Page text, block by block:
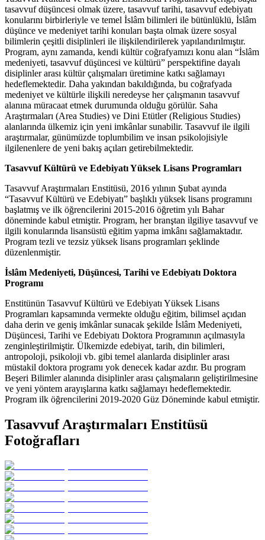
tasavvuf düşüncesi olmak üzere, tasavvuf tarihi, tasavvuf edebiyatı
konularını birbirleriyle ve temel İslâm bilimleri ile bütünlüklü, İslâm
düşünce ve medeniyet tarihi konuları başta olmak üzere sosyal
bilimlerin çeşitli disiplinleri ile ilişkilendirilerek yapılandırılmıştır.
Program, aynı zamanda, kendi kültür coğrafyamızı konu alan “İslâm
medeniyeti, tasavvuf düşüncesi ve kültürü” perspektifine dayalı
disiplinler arası kültür çalışmaları üretimine katkı sağlamayı
hedeflemektedir. Daha yakından bakıldığında, bu coğrafyada
medeniyet ve kültürle ilişkili neredeyse her çalışmanın tasavvuf
alanına müracaat etmek durumunda olduğu görülür. Saha
Araştırmaları (Area Studies) ve Dini Etütler (Religious Studies)
alanlarında ülkemiz için yeni imkânlar sunabilir. Tasavvuf ile ilgili
araştırmalar, günümüzde toplumbilim ve insan psikolojisiyle
ilgilenenlere de yeni bakış açıları getirebilmektedir.
Tasavvuf Kültürü ve Edebiyatı Yüksek Lisans Programları
Tasavvuf Araştırmaları Enstitüsü, 2016 yılının Şubat ayında
“Tasavvuf Kültürü ve Edebiyatı” başlıklı yüksek lisans programını
başlatmış ve ilk öğrencilerini 2015-2016 öğretim yılı Bahar
döneminde kabul etmiştir. Program, her branştan ilgiliye tasavvuf ve
ilgili konularında lisansüstü eğitim yapma imkânı sağlamaktadır.
Program tezli ve tezsiz yüksek lisans programları şeklinde
düzenlenmiştir.
İslâm Medeniyeti, Düşüncesi, Tarihi ve Edebiyatı Doktora
Programı
Enstitünün Tasavvuf Kültürü ve Edebiyatı Yüksek Lisans
Programları kapsamında vermekte olduğu eğitim, bilimsel açıdan
daha derin ve geniş imkânlar sunacak şekilde İslâm Medeniyeti,
Düşüncesi, Tarihi ve Edebiyatı Doktora Programının açılmasıyla
zenginleştirilmiştir. Ülkemizde edebiyat, tarih, din bilimleri,
antropoloji, psikoloji vb. gibi temel alanlarda disiplinler arası
müstakil doktora programı yok denecek kadar azdır. Bu program
Beşeri Bilimler alanında disiplinler arası çalışmaların geliştirilmesine
ve yeni yöntem arayışlarına katkı sağlamayı hedeflemektedir.
Program ilk öğrencilerini 2019-2020 Güz Döneminde kabul etmiştir.
Tasavvuf Araştırmaları Enstitüsü
Fotoğrafları